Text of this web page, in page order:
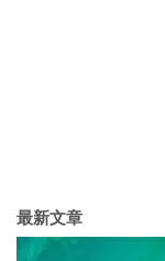
最新文章